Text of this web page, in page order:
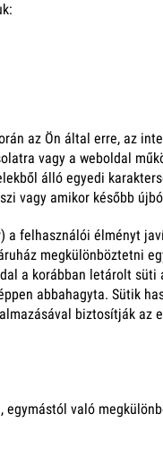
az Ön által erre, az
vagy a weboldal
álló egyedi
vagy amikor később
felhasználói élményt
megkülönböztetni
a korábban letárolt
abbahagyta. Sütik
biztosítják
való